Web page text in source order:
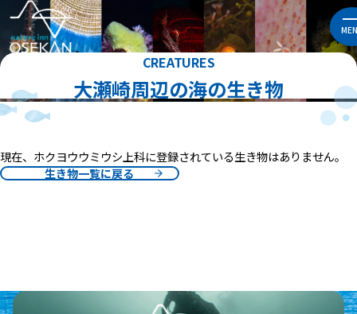
CREATURES
大瀬崎周辺の海の生き物
現在、ホクヨウウミウシ上科に登録されている生き物はありません。
生き物一覧に戻る